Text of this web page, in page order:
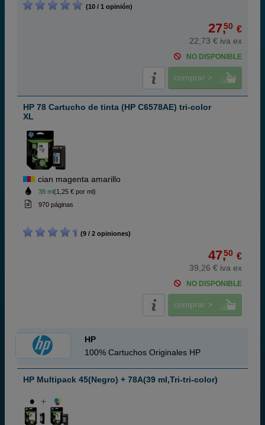
(10 / 1 opinión)
27,50 €
22,73 € iva ex
NO DISPONIBLE
comprar >
HP 78 Cartucho de tinta (HP C6578AE) tri-color
XL
cian magenta amarillo
38 ml(1,25 € por ml)
970 páginas
(9 / 2 opiniones)
47,50 €
39,26 € iva ex
NO DISPONIBLE
comprar >
HP
100% Cartuchos Originales HP
HP Multipack 45(Negro) + 78A(39 ml,Tri-tri-color)